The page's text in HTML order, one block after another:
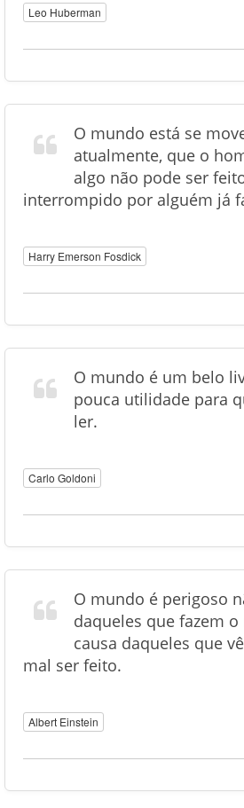
Leo Huberman
O mundo está se
atualmente, que o
algo não pode ser
interrompido por alguém já
Harry Emerson Fosdick
O mundo é um belo
pouca utilidade para
ler.
Carlo Goldoni
O mundo é perigoso
daqueles que fazem
causa daqueles que
mal ser feito.
Albert Einstein